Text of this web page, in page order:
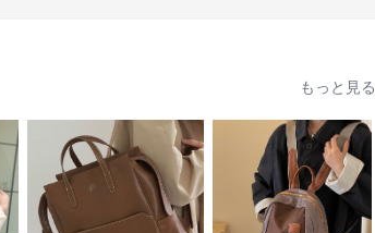
もっと見る